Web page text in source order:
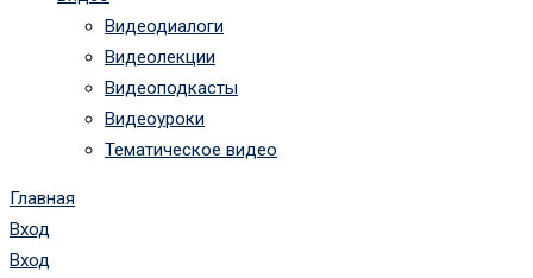
Видеодиалоги
Видеолекции
Видеоподкасты
Видеоуроки
Тематическое видео
Главная
Вход
Вход